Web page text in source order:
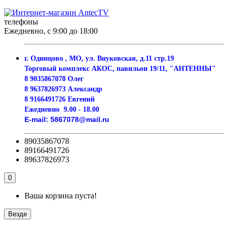
телефоны
Ежедневно, с 9:00 до 18:00
г. Одинцово , МО, ул. Внуковская, д.11 стр.19
Торговый комплекс АКОС, павильон 19/11, "АНТЕННЫ"
8 9035867078 Олег
8 9637826973 Александр
8 9166491726 Евгений
Ежедневно 9.00 - 18.00
E-mail: 5867078@mail.ru
89035867078
89166491726
89637826973
0
Ваша корзина пуста!
Везде